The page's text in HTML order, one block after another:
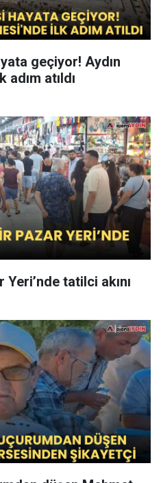
geçiyor! Aydın
atıldı
tatilci akını